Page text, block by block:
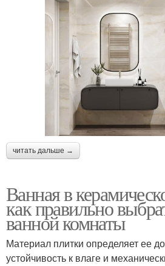
читать дальше →
Ванная в
как правильно
ванной комнаты
Материал плитки определяет ее
устойчивость к влаге и